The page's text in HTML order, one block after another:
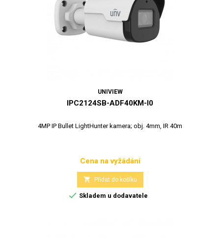
UNIVIEW
IPC2124SB-ADF40KM-I0
4MP IP Bullet LightHunter kamera; obj. 4mm, IR 40m
Cena
Cena na vyžádání
 Přidat do košíku
 Skladem u dodavatele